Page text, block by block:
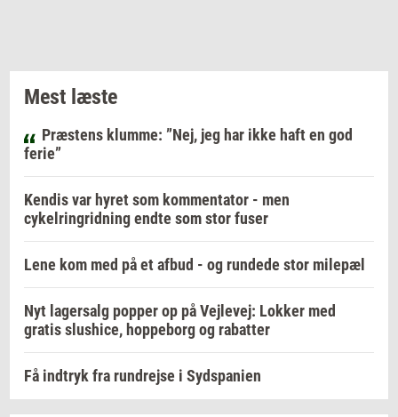
Mest læste
Præstens klumme: ”Nej, jeg har ikke haft en god
ferie”
Kendis var hyret som kommentator - men
cykelringridning endte som stor fuser
Lene kom med på et afbud - og rundede stor milepæl
Nyt lagersalg popper op på Vejlevej: Lokker med
gratis slushice, hoppeborg og rabatter
Få indtryk fra rundrejse i Sydspanien